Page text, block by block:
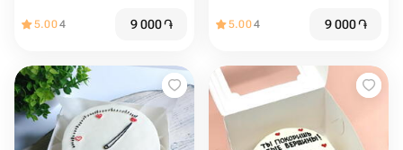
5.004 9 000֏ 5.004 9 000֏